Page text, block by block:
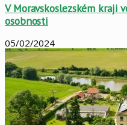
V Moravskoslezském
osobnosti
05/02/2024